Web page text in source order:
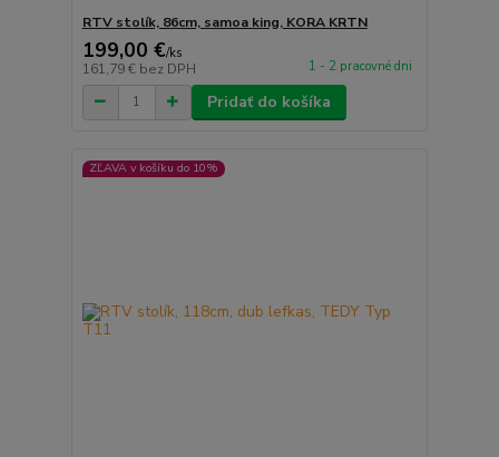
RTV stolík, 86cm, samoa king, KORA KRTN
199,00 €/ks
161,79 € bez DPH 1 - 2 pracovné dni
Pridať do košíka
ZĽAVA v košíku do 10%